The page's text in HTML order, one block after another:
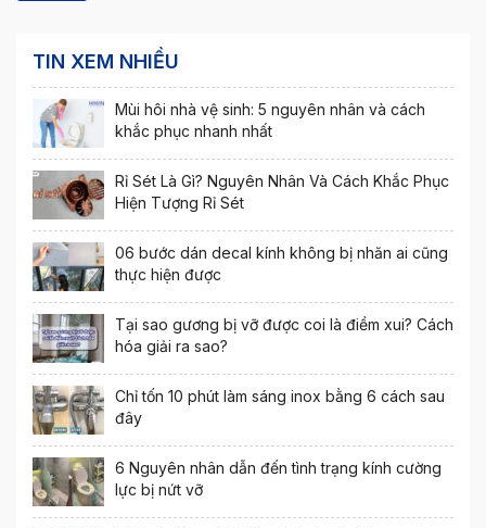
TIN XEM NHIỀU
Mùi hôi nhà vệ sinh: 5 nguyên nhân và cách
khắc phục nhanh nhất
Rỉ Sét Là Gì? Nguyên Nhân Và Cách Khắc Phục
Hiện Tượng Rỉ Sét
06 bước dán decal kính không bị nhăn ai cũng
thực hiện được
Tại sao gương bị vỡ được coi là điềm xui? Cách
hóa giải ra sao?
Chỉ tốn 10 phút làm sáng inox bằng 6 cách sau
đây
6 Nguyên nhân dẫn đến tình trạng kính cường
lực bị nứt vỡ